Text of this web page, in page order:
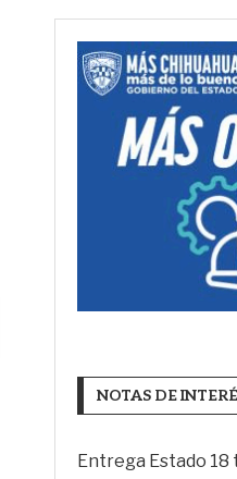
NOTAS DE
Entrega Estado 18